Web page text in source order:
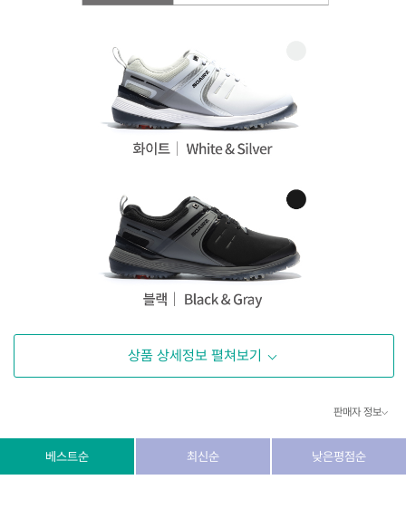
상품 상세정보 펼쳐보기
판매자 정보
상호/대표자 (주) 동이커머스
베스트순 최신순 낮은평점순